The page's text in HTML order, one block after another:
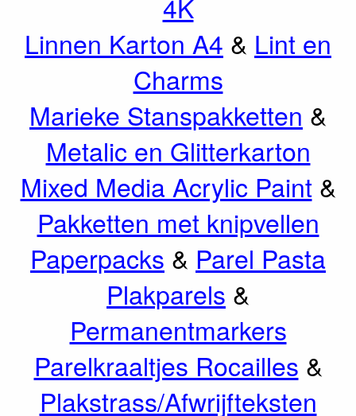
Linnen Karton A4 & Lint en
Charms
Marieke Stanspakketten &
Metalic en Glitterkarton
Mixed Media Acrylic Paint&
Pakketten met knipvellen
Paperpacks & Parel Pasta
Plakparels &
Permanentmarkers
Parelkraaltjes Rocailles &
Plakstrass/Afwrijfteksten